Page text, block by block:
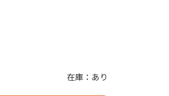
在庫：あり